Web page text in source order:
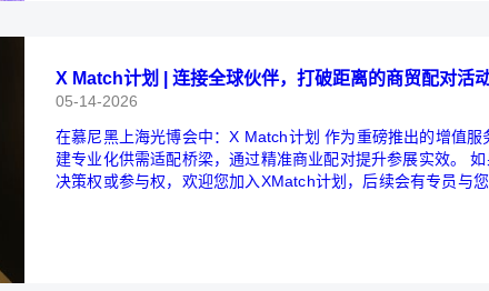
X Match计划 | 连接全球伙伴，打破距离的商贸配对活
05-14-2026
在慕尼黑上海光博会中：X Match计划 作为重磅推出的增值
建专业化供需适配桥梁，通过精准商业配对提升参展实效。
决策权或参与权，欢迎您加入XMatch计划，后续会有专员与